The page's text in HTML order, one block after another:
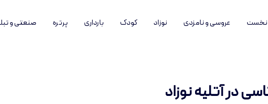
نخست عروسی و نامزدی نوزاد کودک بارداری پرتره صنعتی و
در آتلیه نوزاد